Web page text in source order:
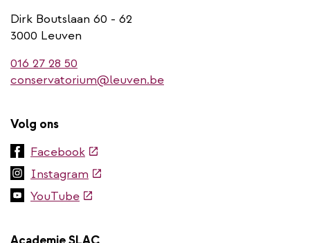
Dirk Boutslaan 60 - 62
3000 Leuven
016 27 28 50
conservatorium@leuven.be
Volg ons
Facebook(externe
link)
Instagram (externe
link)
YouTube(externe